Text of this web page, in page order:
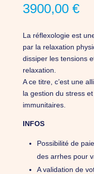
3900,00 €
La réflexologie est
par la relaxation
dissiper les tensions
relaxation.
A ce titre, c’est une
la gestion du stress
immunitaires.
INFOS
Possibilité de
des arrhes pour
A validation de